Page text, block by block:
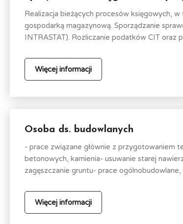
Realizacja bieżących procesów księgowych,
gospodarką magazynową. Sporządzanie
INTRASTAT). Rozliczanie podatków CIT oraz
Więcej informacji
Osoba ds. budowlanych
- prace związane głównie z przygotowaniem
betonowych, kamienia- usuwanie starej
zagęszczanie gruntu- prace
Więcej informacji